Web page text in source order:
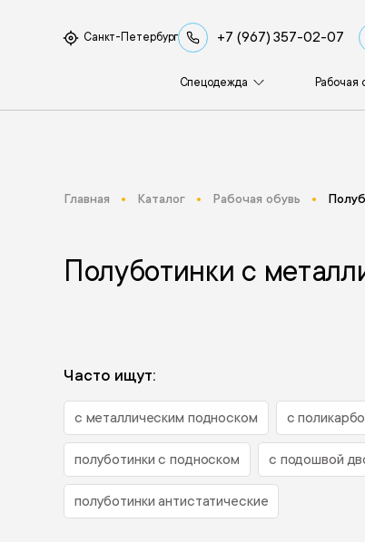
Санкт-Петербург +7 (967) 357-02-07
Спецодежда Рабочая
Главная Каталог Рабочая обувь
Полуботинки с
Часто ищут:
с металлическим подноском с
полуботинки с подноском с подошвой
полуботинки антистатические